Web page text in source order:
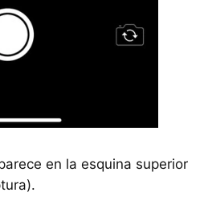
en la esquina superior